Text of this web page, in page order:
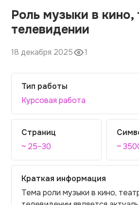
О компании
Наши гарантии
Порядок оплаты
Вопросы и ответы
Отзывы
Контакты
Роль музыки в кино,
телевидении
18 декабря 2025 1
Тип работы
Курсовая работа
Страниц
~ 25–30
~
Краткая информация
Тема роли музыки в кино,